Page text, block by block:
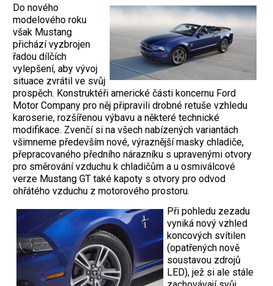
Do nového
modelového roku
však Mustang
přichází vyzbrojen
řadou dílčích
vylepšení, aby vývoj
situace zvrátil ve svůj
prospěch. Konstruktéři americké části koncernu Ford
Motor Company pro něj připravili drobné retuše vzhledu
karoserie, rozšířenou výbavu a některé technické
modifikace. Zvenčí si na všech nabízených variantách
všimneme především nové, výraznější masky chladiče,
přepracovaného předního nárazníku s upravenými otvory
pro směrování vzduchu k chladičům a u osmiválcové
verze Mustang GT také kapoty s otvory pro odvod
ohřátého vzduchu z motorového prostoru.
Při pohledu zezadu
vyniká nový vzhled
koncových svítilen
(opatřených nově
soustavou zdrojů
LED), jež si ale stále